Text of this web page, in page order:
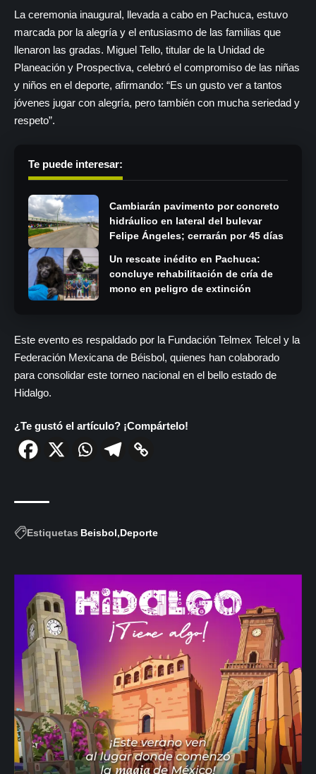
La ceremonia inaugural, llevada a cabo en Pachuca, estuvo
marcada por la alegría y el entusiasmo de las familias que
llenaron las gradas. Miguel Tello, titular de la Unidad de
Planeación y Prospectiva, celebró el compromiso de las niñas
y niños en el deporte, afirmando: “Es un gusto ver a tantos
jóvenes jugar con alegría, pero también con mucha seriedad y
respeto”.
Te puede interesar:
Cambiarán pavimento por concreto
hidráulico en lateral del bulevar
Felipe Ángeles; cerrarán por 45 días
Un rescate inédito en Pachuca:
concluye rehabilitación de cría de
mono en peligro de extinción
Este evento es respaldado por la Fundación Telmex Telcel y la
Federación Mexicana de Béisbol, quienes han colaborado
para consolidar este torneo nacional en el bello estado de
Hidalgo.
¿Te gustó el artículo? ¡Compártelo!
Estiquetas Beisbol Deporte